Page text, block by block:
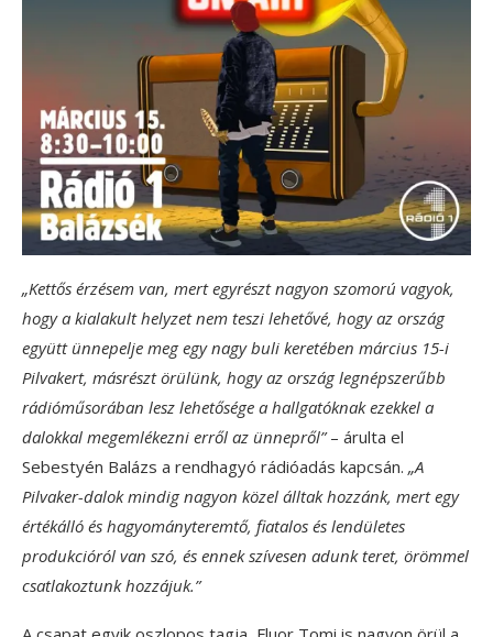
„Kettős érzésem van, mert egyrészt nagyon szomorú vagyok,
hogy a kialakult helyzet nem teszi lehetővé, hogy az ország
együtt ünnepelje meg egy nagy buli keretében március 15-i
Pilvakert, másrészt örülünk, hogy az ország legnépszerűbb
rádióműsorában lesz lehetősége a hallgatóknak ezekkel a
dalokkal megemlékezni erről az ünnepről”– árulta el
Sebestyén Balázs a rendhagyó rádióadás kapcsán. „A
Pilvaker-dalok mindig nagyon közel álltak hozzánk, mert egy
értékálló és hagyományteremtő, fiatalos és lendületes
produkcióról van szó, és ennek szívesen adunk teret, örömmel
csatlakoztunk hozzájuk.”